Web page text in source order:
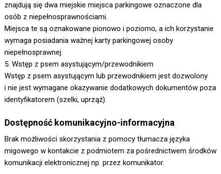
znajdują się dwa miejskie miejsca parkingowe oznaczone dla
osób z niepełnosprawnościami.
Miejsca te są oznakowane pionowo i poziomo, a ich korzystanie
wymaga posiadania ważnej karty parkingowej osoby
niepełnosprawnej.
5. Wstęp z psem asystującym/przewodnikiem
Wstęp z psem asystującym lub przewodnikiem jest dozwolony
i nie jest wymagane okazywanie dodatkowych dokumentów poza
identyfikatorem (szelki, uprząż).
Dostępność komunikacyjno-informacyjna
Brak możliwości skorzystania z pomocy tłumacza języka
migowego w kontakcie z podmiotem za pośrednictwem środków
komunikacji elektronicznej np. przez komunikator.